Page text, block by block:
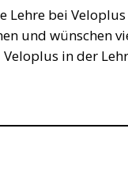
Lehre bei Veloplus
und wünschen
in der